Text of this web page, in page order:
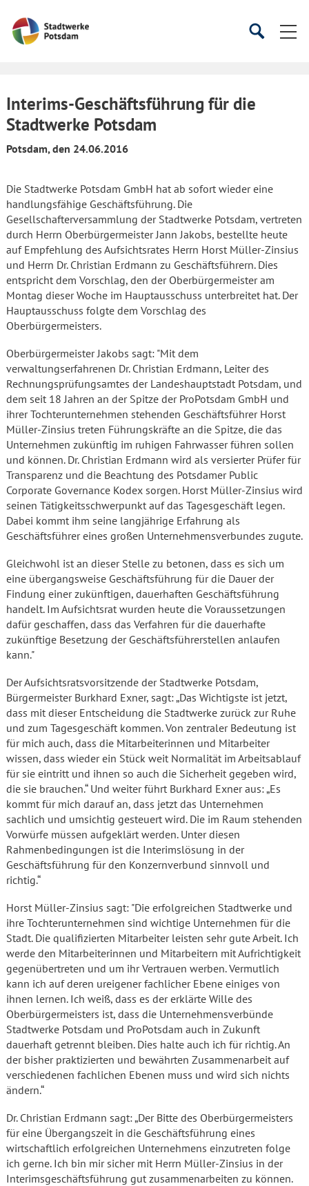
Startseite
SucheSuche
Interims-Geschäftsführung für die
Stadtwerke Potsdam
Potsdam, den 24.06.2016
Die Stadtwerke Potsdam GmbH hat ab sofort wieder eine
handlungsfähige Geschäftsführung. Die
Gesellschafterversammlung der Stadtwerke Potsdam, vertreten
durch Herrn Oberbürgermeister Jann Jakobs, bestellte heute
auf Empfehlung des Aufsichtsrates Herrn Horst Müller-Zinsius
und Herrn Dr. Christian Erdmann zu Geschäftsführern. Dies
entspricht dem Vorschlag, den der Oberbürgermeister am
Montag dieser Woche im Hauptausschuss unterbreitet hat. Der
Hauptausschuss folgte dem Vorschlag des
Oberbürgermeisters.
Oberbürgermeister Jakobs sagt: "Mit dem
verwaltungserfahrenen Dr. Christian Erdmann, Leiter des
Rechnungsprüfungsamtes der Landeshauptstadt Potsdam, und
dem seit 18 Jahren an der Spitze der ProPotsdam GmbH und
ihrer Tochterunternehmen stehenden Geschäftsführer Horst
Müller-Zinsius treten Führungskräfte an die Spitze, die das
Unternehmen zukünftig im ruhigen Fahrwasser führen sollen
und können. Dr. Christian Erdmann wird als versierter Prüfer für
Transparenz und die Beachtung des Potsdamer Public
Corporate Governance Kodex sorgen. Horst Müller-Zinsius wird
seinen Tätigkeitsschwerpunkt auf das Tagesgeschäft legen.
Dabei kommt ihm seine langjährige Erfahrung als
Geschäftsführer eines großen Unternehmensverbundes zugute.
Gleichwohl ist an dieser Stelle zu betonen, dass es sich um
eine übergangsweise Geschäftsführung für die Dauer der
Findung einer zukünftigen, dauerhaften Geschäftsführung
handelt. Im Aufsichtsrat wurden heute die Voraussetzungen
dafür geschaffen, dass das Verfahren für die dauerhafte
zukünftige Besetzung der Geschäftsführerstellen anlaufen
kann."
Der Aufsichtsratsvorsitzende der Stadtwerke Potsdam,
Bürgermeister Burkhard Exner, sagt: „Das Wichtigste ist jetzt,
dass mit dieser Entscheidung die Stadtwerke zurück zur Ruhe
und zum Tagesgeschäft kommen. Von zentraler Bedeutung ist
für mich auch, dass die Mitarbeiterinnen und Mitarbeiter
wissen, dass wieder ein Stück weit Normalität im Arbeitsablauf
für sie eintritt und ihnen so auch die Sicherheit gegeben wird,
die sie brauchen.“ Und weiter führt Burkhard Exner aus: „Es
kommt für mich darauf an, dass jetzt das Unternehmen
sachlich und umsichtig gesteuert wird. Die im Raum stehenden
Vorwürfe müssen aufgeklärt werden. Unter diesen
Rahmenbedingungen ist die Interimslösung in der
Geschäftsführung für den Konzernverbund sinnvoll und
richtig.“
Horst Müller-Zinsius sagt: "Die erfolgreichen Stadtwerke und
ihre Tochterunternehmen sind wichtige Unternehmen für die
Stadt. Die qualifizierten Mitarbeiter leisten sehr gute Arbeit. Ich
werde den Mitarbeiterinnen und Mitarbeitern mit Aufrichtigkeit
gegenübertreten und um ihr Vertrauen werben. Vermutlich
kann ich auf deren ureigener fachlicher Ebene einiges von
ihnen lernen. Ich weiß, dass es der erklärte Wille des
Oberbürgermeisters ist, dass die Unternehmensverbünde
Stadtwerke Potsdam und ProPotsdam auch in Zukunft
dauerhaft getrennt bleiben. Dies halte auch ich für richtig. An
der bisher praktizierten und bewährten Zusammenarbeit auf
verschiedenen fachlichen Ebenen muss und wird sich nichts
ändern.“
Dr. Christian Erdmann sagt: „Der Bitte des Oberbürgermeisters
für eine Übergangszeit in die Geschäftsführung eines
wirtschaftlich erfolgreichen Unternehmens einzutreten folge
ich gerne. Ich bin mir sicher mit Herrn Müller-Zinsius in der
Interimsgeschäftsführung gut zusammenarbeiten zu können.